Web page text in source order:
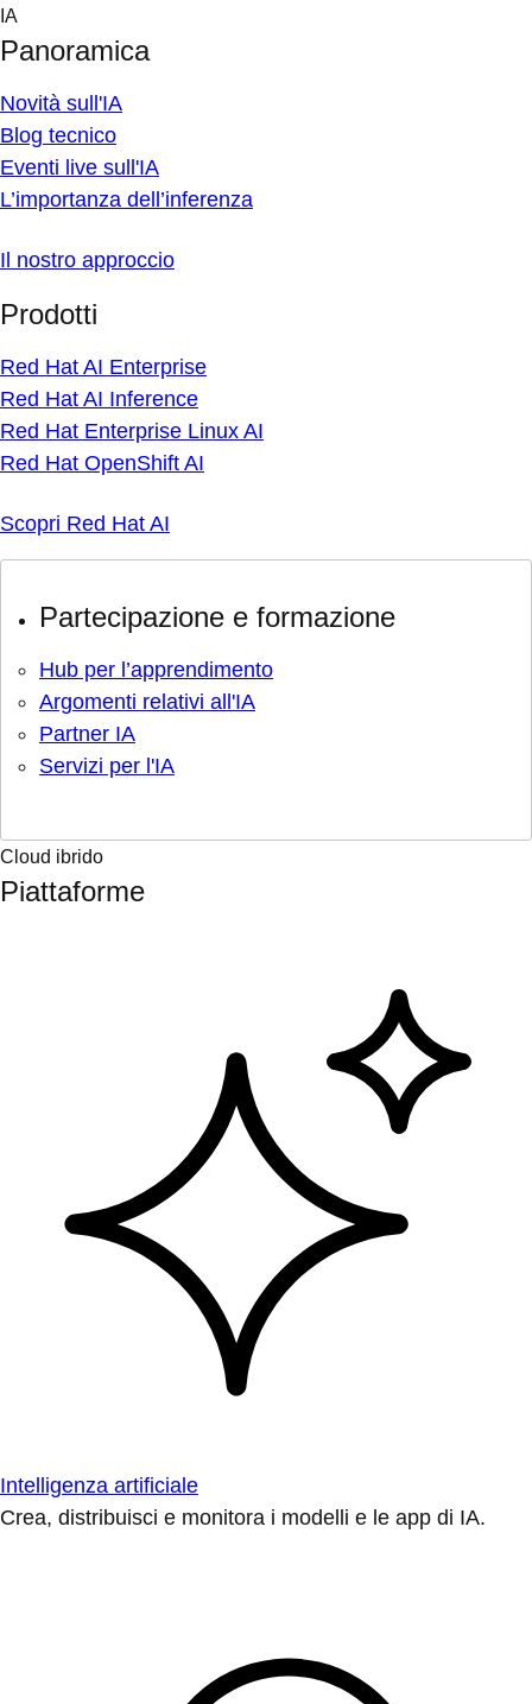
Skip
content
IA
Panoramica
Novità sull'IA
Blog tecnico
Eventi live sull'IA
L’importanza dell’inferenza
Il nostro approccio
Prodotti
Red Hat AI Enterprise
Red Hat AI Inference
Red Hat Enterprise Linux AI
Red Hat OpenShift AI
Scopri Red Hat AI
Partecipazione e formazione
Hub per l’apprendimento
Argomenti relativi all'IA
Partner IA
Servizi per l'IA
Cloud ibrido
Piattaforme
Intelligenza artificiale
Crea, distribuisci e monitora i modelli e le app di IA.